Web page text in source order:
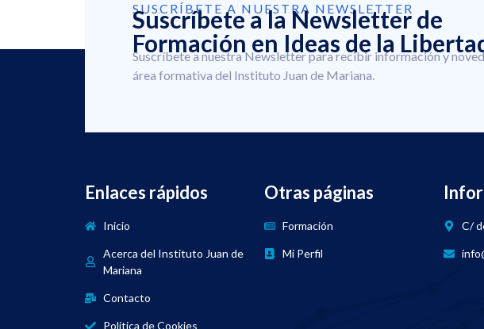
SUSCRÍBETE A NUESTRA NEWSLETTER
Suscríbete a la Newsletter de
Formación en Ideas de la
Suscríbete a nuestra Newsletter para recibir información y
área formativa del Instituto Juan de Mariana.
Enlaces rápidos
Inicio
Acerca del Instituto Juan de
Mariana
Contacto
Política de Cookies
Otras páginas
Formación
Mi Perfil
C/